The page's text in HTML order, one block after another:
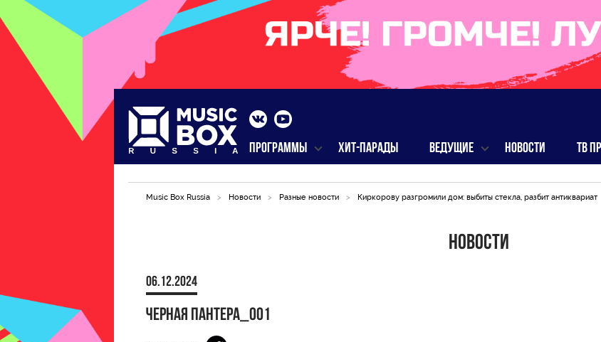
ПРОГРАММЫ ХИТ-ПАРАДЫ ВЕДУЩИЕ НОВОСТИ ТВ
Music Box Russia > Новости > Разные новости > Киркорову разгромили дом: выбиты стекла, разбит антиквариат
Новости
06.12.2024
Черная пантера_001